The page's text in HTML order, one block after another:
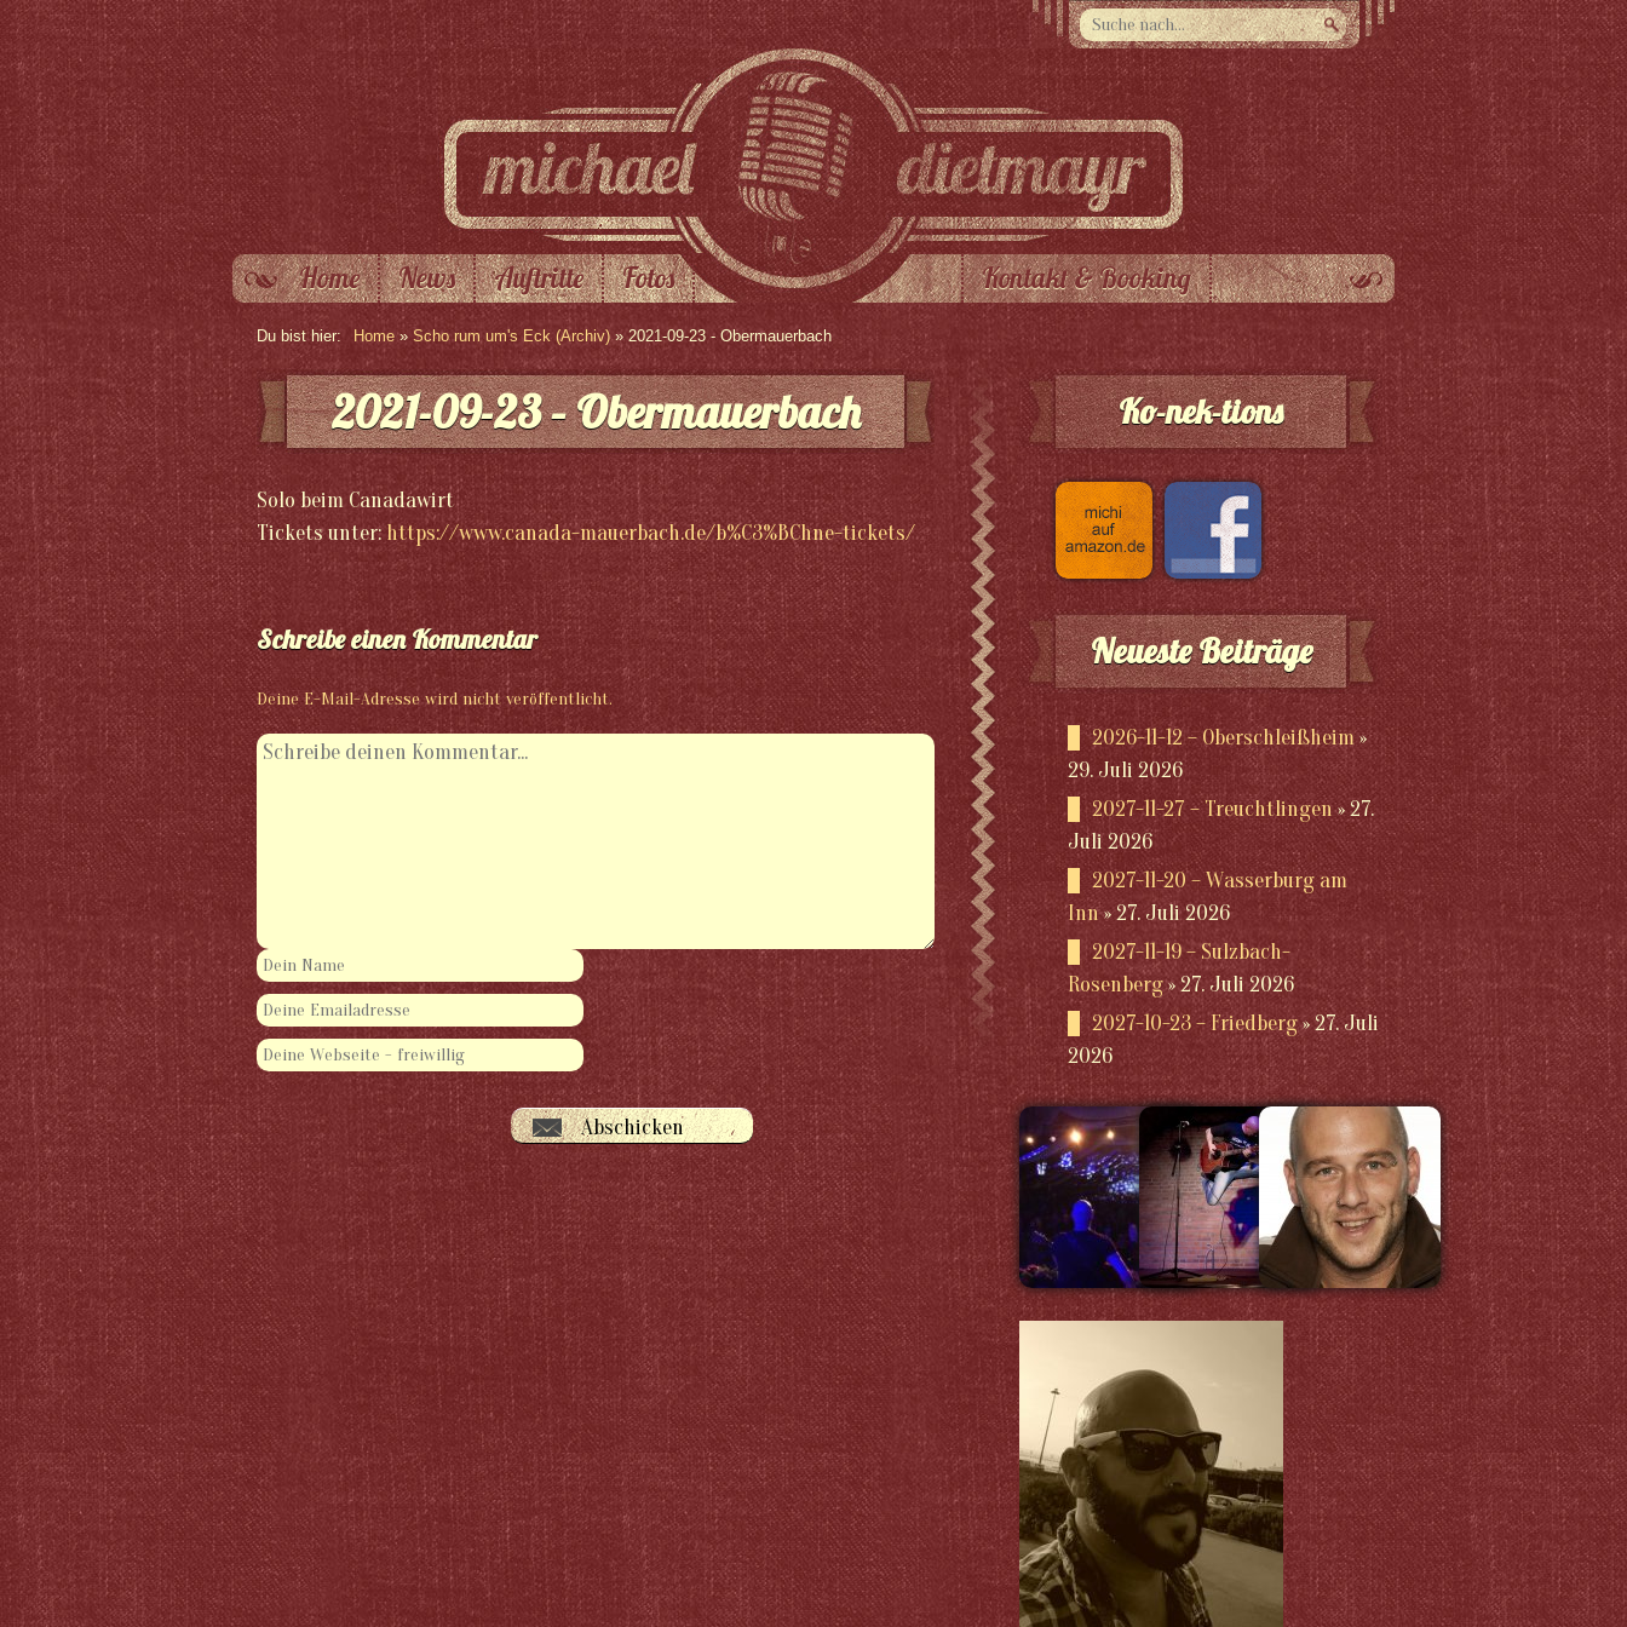
Home News Auftritte Fotos Kontakt & Booking
Du bist hier: Home» Scho rum um's Eck (Archiv)» 2021-09-23 - Obermauerbach
2021-09-23 – Obermauerbach
Solo beim Canadawirt
Tickets unter:https://www.canada-mauerbach.de/b%C3%BChne-tickets/
Schreibe einen Kommentar
Deine E-Mail-Adresse wird nicht veröffentlicht.
Ko-nek-tions
Neueste Beiträge
2026-11-12 – Oberschleißheim
29. Juli 2026
2027-11-27 – Treuchtlingen
27.
Juli 2026
2027-11-20 – Wasserburg am
Inn
27. Juli 2026
2027-11-19 – Sulzbach-
Rosenberg
27. Juli 2026
2027-10-23 – Friedberg
27. Juli
2026